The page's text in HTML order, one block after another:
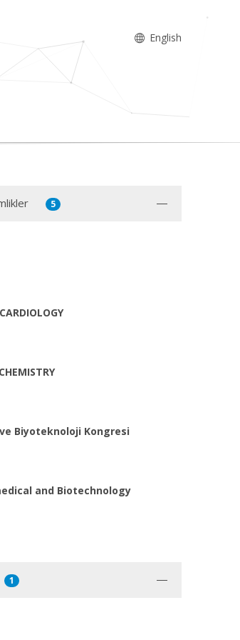
English
5
Biyoteknoloji Kongresi
and Biotechnology
1